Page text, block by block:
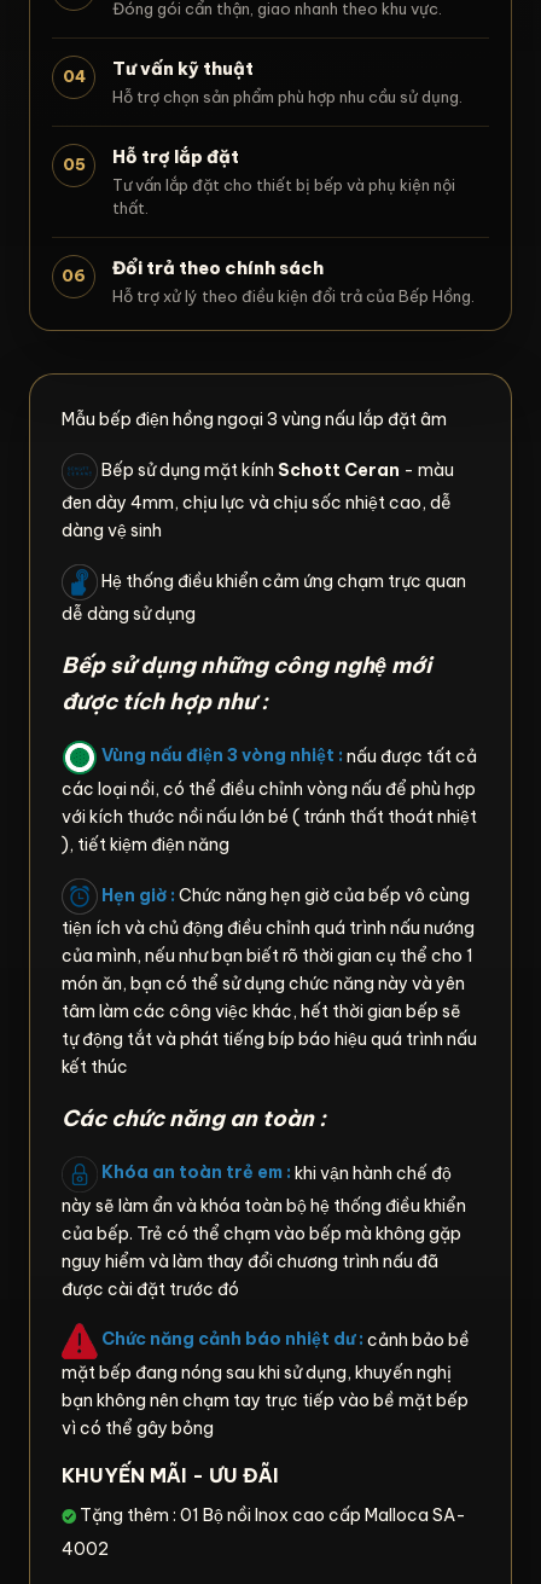
Đóng gói cẩn thận, giao nhanh theo khu vực.
04 Tư vấn kỹ thuật
Hỗ trợ chọn sản phẩm phù hợp nhu cầu sử dụng.
05 Hỗ trợ lắp đặt
Tư vấn lắp đặt cho thiết bị bếp và phụ kiện nội
thất.
06 Đổi trả theo chính sách
Hỗ trợ xử lý theo điều kiện đổi trả của Bếp Hồng.
Mẫu bếp điện hồng ngoại 3 vùng nấu lắp đặt âm
Bếp sử dụng mặt kính Schott Ceran - màu
đen dày 4mm, chịu lực và chịu sốc nhiệt cao, dễ
dàng vệ sinh
Hệ thống điều khiển cảm ứng chạm trực quan
dễ dàng sử dụng
Bếp sử dụng những công nghệ mới
được tích hợp như :
Vùng nấu điện 3 vòng nhiệt : nấu được tất cả
các loại nồi, có thể điều chỉnh vòng nấu để phù hợp
với kích thước nồi nấu lớn bé ( tránh thất thoát nhiệt
), tiết kiệm điện năng
Hẹn giờ : Chức năng hẹn giờ của bếp vô cùng
tiện ích và chủ động điều chỉnh quá trình nấu nướng
của mình, nếu như bạn biết rõ thời gian cụ thể cho 1
món ăn, bạn có thể sử dụng chức năng này và yên
tâm làm các công việc khác, hết thời gian bếp sẽ
tự động tắt và phát tiếng bíp báo hiệu quá trình nấu
kết thúc
Các chức năng an toàn :
Khóa an toàn trẻ em : khi vận hành chế độ
này sẽ làm ẩn và khóa toàn bộ hệ thống điều khiển
của bếp. Trẻ có thể chạm vào bếp mà không gặp
nguy hiểm và làm thay đổi chương trình nấu đã
được cài đặt trước đó
Chức năng cảnh báo nhiệt dư : cảnh bảo bề
mặt bếp đang nóng sau khi sử dụng, khuyến nghị
bạn không nên chạm tay trực tiếp vào bề mặt bếp
vì có thể gây bỏng
KHUYẾN MÃI - ƯU ĐÃI
Tặng thêm : 01 Bộ nồi Inox cao cấp Malloca SA-
4002